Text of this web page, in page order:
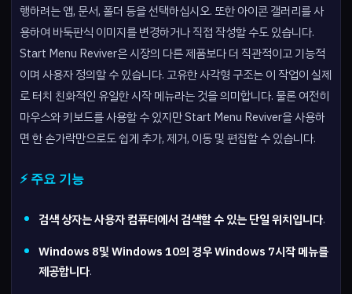
행하려는 앱, 문서, 폴더 등을 선택하십시오. 또한 아이콘 갤러리를 사
용하여 바둑판식 이미지를 변경하거나 직접 작성할 수도 있습니다.
Start Menu Reviver은 시장의 다른 제품보다 더 직관적이고 기능적
이며 사용자 정의할 수 있습니다. 고유한 사각형 구조는 이 작업이 실제
로 터치 친화적인 유일한 시작 메뉴라는 것을 의미합니다. 물론 여전히
마우스와 키보드를 사용할 수 있지만 Start Menu Reviver을 사용하
면 한 손가락만으로도 쉽게 추가, 제거, 이동 및 편집할 수 있습니다.
⚡ 주요 기능
검색 상자는 사용자 컴퓨터에서 검색할 수 있는 단일 위치입니다.
Windows 8및 Windows 10의 경우 Windows 7시작 메뉴를
제공합니다.